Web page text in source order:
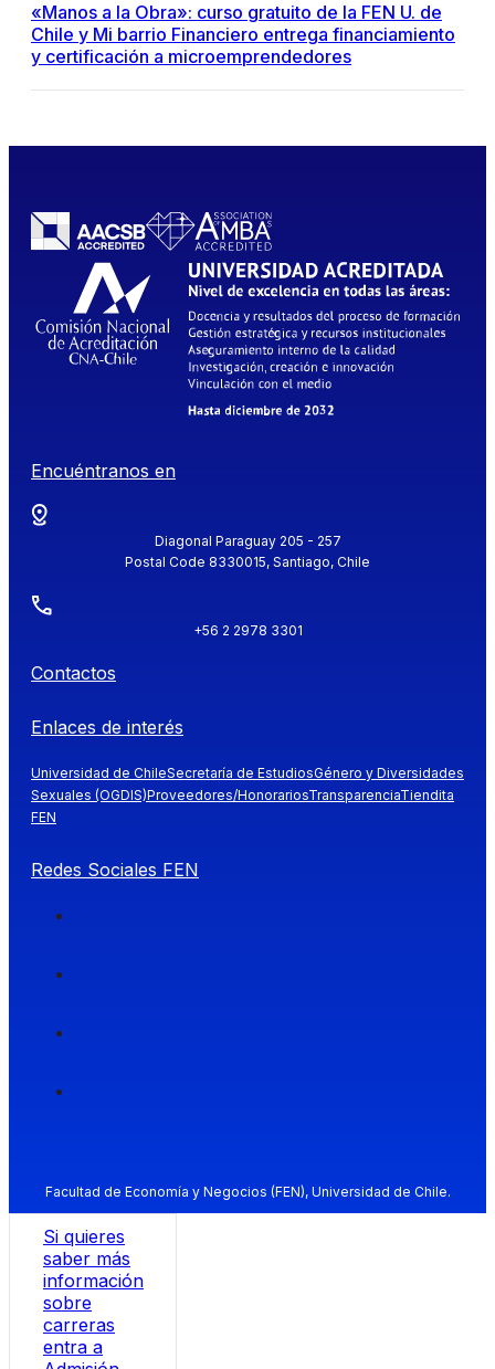
«Manos a la Obra»: curso gratuito de la FEN U. de
Chile y Mi barrio Financiero entrega financiamiento
y certificación a microemprendedores
Encuéntranos en
Diagonal Paraguay 205 - 257
Postal Code 8330015, Santiago, Chile
+56 2 2978 3301
Contactos
Enlaces de interés
Universidad de ChileSecretaría de EstudiosGénero y Diversidades
Sexuales (OGDIS)Proveedores/HonorariosTransparenciaTiendita
FEN
Redes Sociales FEN
Facultad de Economía y Negocios (FEN), Universidad de Chile.
Si quieres
saber más
información
sobre
carreras
entra a